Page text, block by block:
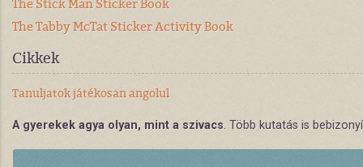
The Stick Man Sticker Book
The Tabby McTat Sticker Activity Book
Cikkek
Tanuljatok játékosan angolul
A gyerekek agya olyan, mint a szivacs. Több kutatás is